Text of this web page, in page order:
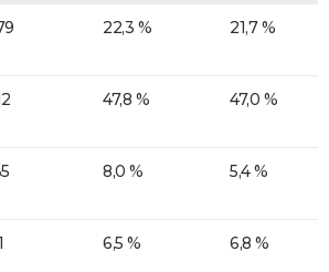
22,3 % 21,7 %
47,8 % 47,0 %
8,0 % 5,4 %
6,5 % 6,8 %